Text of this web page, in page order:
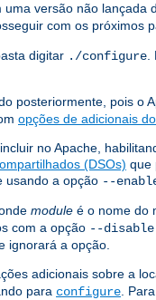
versão não
com os próximos
digitar ./configure.
posteriormente, pois o
opções de adicionais
no Apache,
(DSOs) que
usando a opção --
module é o nome do
com a opção --
ignorará a opção.
adicionais sobre a
para configure.